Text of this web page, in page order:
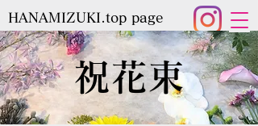
HANAMIZUKI.top page
お問い合わせ電話番号
甲府市 HANA*ICHI
（ハナイチ）
055-288-
0687
​甲斐市 FlowerParadise （フラワーパラダイス）
0551-28-7787
​※店舗名をご確認の上、お間違いのないようご連絡くだ
さい。
​祝花束